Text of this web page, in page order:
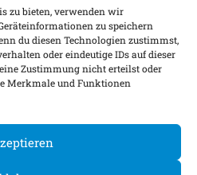
zu bieten, verwenden wir
zu speichern
du diesen Technologien zustimmst,
oder eindeutige IDs auf dieser
Zustimmung nicht erteilst oder
Merkmale und Funktionen
Kontakt